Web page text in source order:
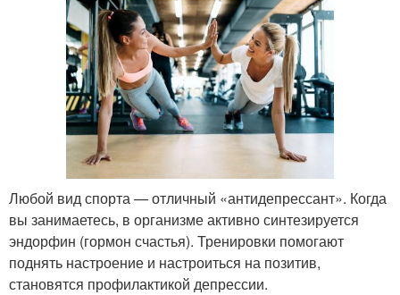
Любой вид спорта — отличный «антидепрессант». Когда
вы занимаетесь, в организме активно синтезируется
эндорфин (гормон счастья). Тренировки помогают
поднять настроение и настроиться на позитив,
становятся профилактикой депрессии.